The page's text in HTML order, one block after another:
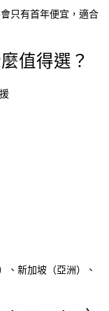
會只有首年便宜，適合
值得選？
、新加坡（亞洲）、